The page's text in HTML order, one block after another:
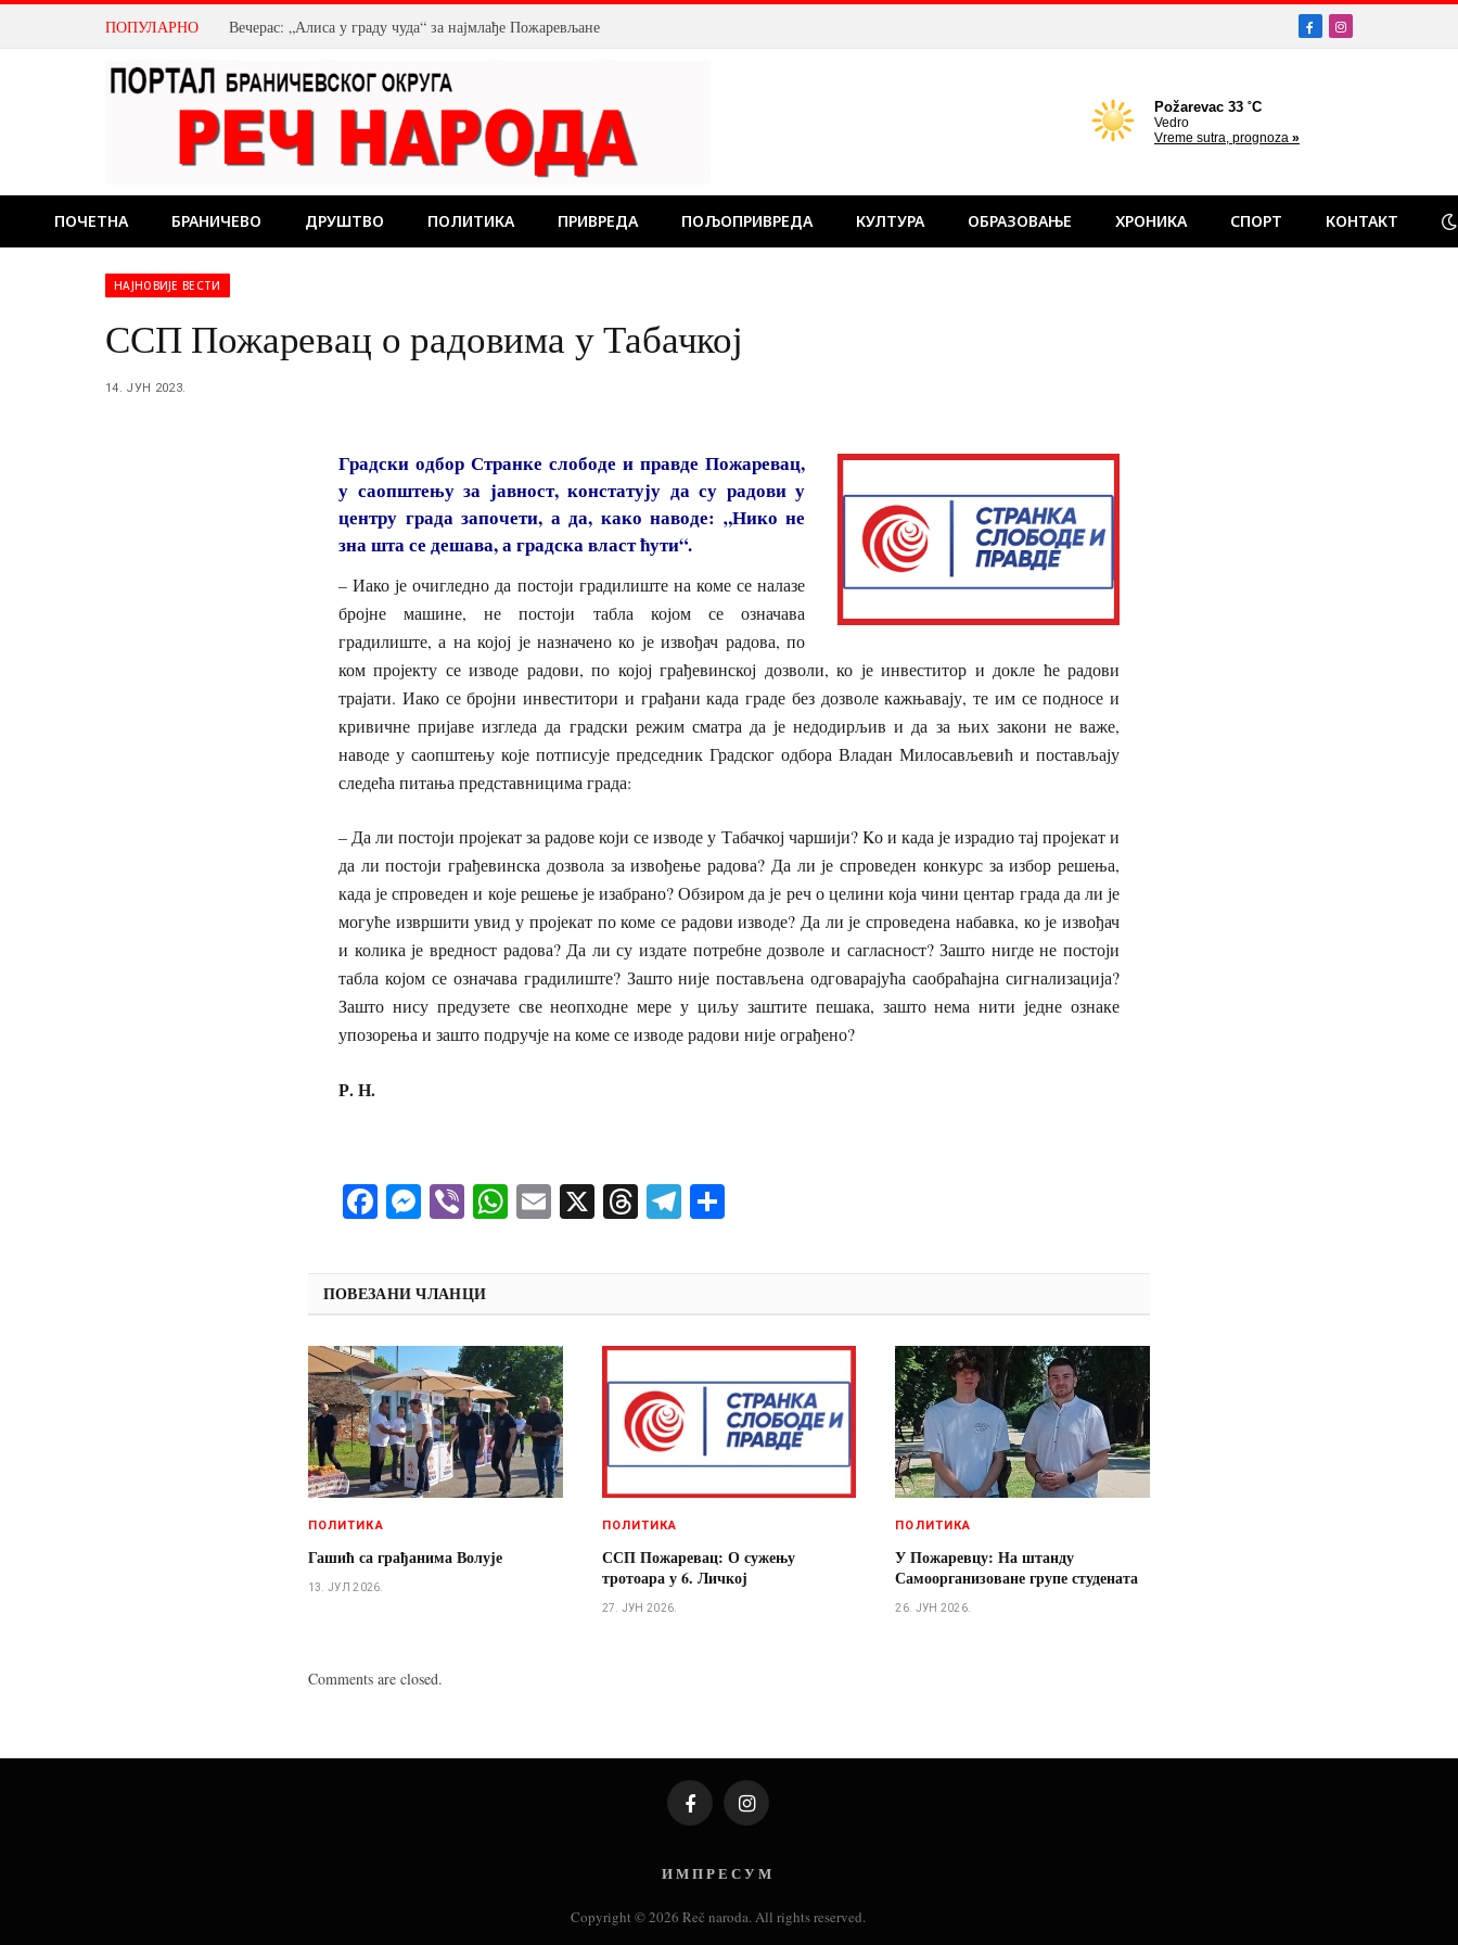
ПОПУЛАРНО Вечерас: „Алиса у граду чуда“ за најмлађе Пожаревљане FacebookInstagram
ПОЧЕТНА БРАНИЧЕВО ДРУШТВО ПОЛИТИКА ПРИВРЕДА ПОЉОПРИВРЕДА КУЛТУРА ОБРАЗОВАЊЕ ХРОНИКА СПОРТ КОНТАКТ
НАЈНОВИЈЕ ВЕСТИ
ССП Пожаревац о радовима у Табачкој
14. ЈУН 2023.
Градски одбор Странке слободе и правде Пожаревац,
у саопштењу за јавност, констатују да су радови у
центру града започети, а да, како наводе: „Нико не
зна шта се дешава, а градска власт ћути“.
– Иако је очигледно да постоји градилиште на коме се налазе
бројне машине, не постоји табла којом се означава
градилиште, а на којој је назначено ко је извођач радова, по
ком пројекту се изводе радови, по којој грађевинској дозволи, ко је инвеститор и докле ће радови
трајати. Иако се бројни инвеститори и грађани када граде без дозволе кажњавају, те им се подносе и
кривичне пријаве изгледа да градски режим сматра да је недодирљив и да за њих закони не важе,
наводе у саопштењу које потписује председник Градског одбора Владан Милосављевић и постављају
следећа питања представницима града:
– Да ли постоји пројекат за радове који се изводе у Табачкој чаршији? Kо и када је израдио тај пројекат и
да ли постоји грађевинска дозвола за извођење радова? Да ли је спроведен конкурс за избор решења,
када је спроведен и које решење је изабрано? Обзиром да је реч о целини која чини центар града да ли је
могуће извршити увид у пројекат по коме се радови изводе? Да ли је спроведена набавка, ко је извођач
и колика је вредност радова? Да ли су издате потребне дозволе и сагласност? Зашто нигде не постоји
табла којом се означава градилиште? Зашто није постављена одговарајућа саобраћајна сигнализација?
Зашто нису предузете све неопходне мере у циљу заштите пешака, зашто нема нити једне ознаке
упозорења и зашто подручје на коме се изводе радови није ограђено?
Р. Н.
Facebook
Messenger
ViberWhatsApp
Email
X ThreadsTelegram
ПОВЕЗАНИ ЧЛАНЦИ
ПОЛИТИКА
Гашић са грађанима Волује
13. ЈУЛ 2026.
ПОЛИТИКА
ССП Пожаревац: О сужењу
тротоара у 6. Личкој
27. ЈУН 2026.
ПОЛИТИКА
У Пожаревцу: На штанду
Самоорганизоване групе студената
26. ЈУН 2026.
Comments are closed.
FacebookInstagram
И М П Р Е С У М
Copyright © 2026 Reč naroda. All rights reserved.